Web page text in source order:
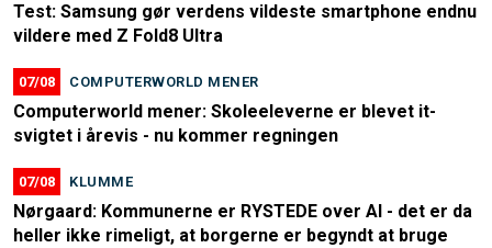
Test: Samsung gør verdens vildeste smartphone endnu
vildere med Z Fold8 Ultra
07/08 COMPUTERWORLD MENER
Computerworld mener: Skoleeleverne er blevet it-
svigtet i årevis - nu kommer regningen
07/08 KLUMME
Nørgaard: Kommunerne er RYSTEDE over AI - det er da
heller ikke rimeligt, at borgerne er begyndt at bruge